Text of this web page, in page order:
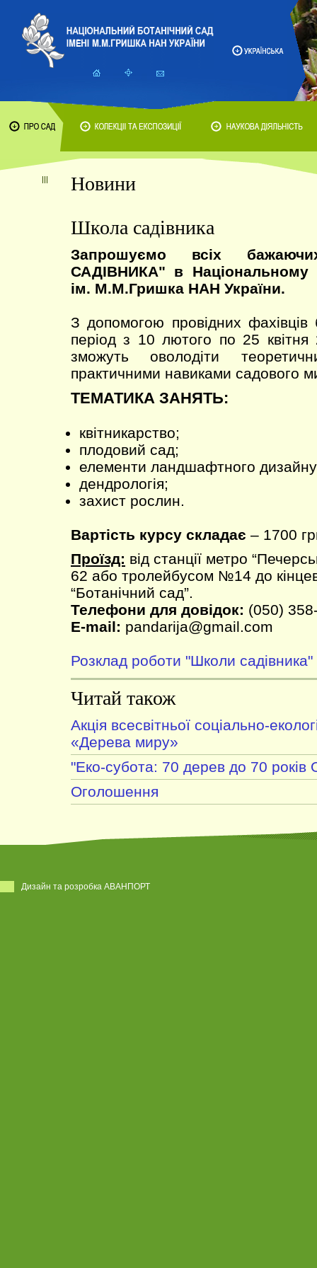
Новини
Школа садівника
Запрошуємо всіх
САДІВНИКА" в Національному
ім. М.М.Гришка НАН України.
З допомогою провідних фахівців
період з 10 лютого по 25
зможуть оволодіти
практичними навиками садового
ТЕМАТИКА ЗАНЯТЬ:
квітникарство;
плодовий сад;
елементи ландшафтного
дендрологія;
захист рослин.
Вартість курсу складає – 1700
Проїзд: від станції метро
62 або тролейбусом №14 до
“Ботанічний сад”.
Телефони для довідок: (050)
E-mail: pandarija@gmail.com
Розклад роботи "Школи садівника"
Читай також
Акція всесвітньої соціально-
«Дерева миру»
"Еко-субота: 70 дерев до 70
Оголошення
Дизайн та розробка АВАНПОРТ